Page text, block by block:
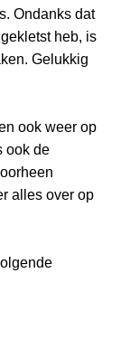
Ondanks dat
heb, is
Gelukkig
ook weer op
ook de
alles over op